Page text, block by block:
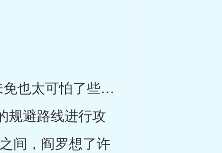
也太可怕了些…
规避路线进行攻
间，阎罗想了许